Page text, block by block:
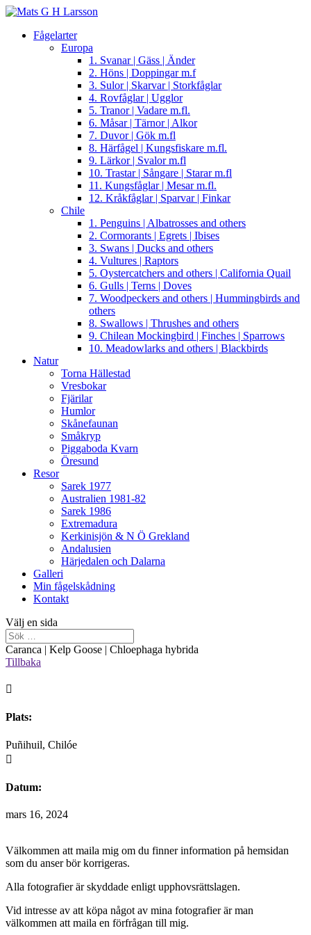
Fågelarter
Europa
1. Svanar | Gäss | Änder
2. Höns | Doppingar m.f
3. Sulor | Skarvar | Storkfåglar
4. Rovfåglar | Ugglor
5. Tranor | Vadare m.fl.
6. Måsar | Tärnor | Alkor
7. Duvor | Gök m.fl
8. Härfågel | Kungsfiskare m.fl.
9. Lärkor | Svalor m.fl
10. Trastar | Sångare | Starar m.fl
11. Kungsfåglar | Mesar m.fl.
12. Kråkfåglar | Sparvar | Finkar
Chile
1. Penguins | Albatrosses and others
2. Cormorants | Egrets | Ibises
3. Swans | Ducks and others
4. Vultures | Raptors
5. Oystercatchers and others | California Quail
6. Gulls | Terns | Doves
7. Woodpeckers and others | Hummingbirds and
others
8. Swallows | Thrushes and others
9. Chilean Mockingbird | Finches | Sparrows
10. Meadowlarks and others | Blackbirds
Natur
Torna Hällestad
Vresbokar
Fjärilar
Humlor
Skånefaunan
Småkryp
Piggaboda Kvarn
Öresund
Resor
Sarek 1977
Australien 1981-82
Sarek 1986
Extremadura
Kerkinisjön & N Ö Grekland
Andalusien
Härjedalen och Dalarna
Galleri
Min fågelskådning
Kontakt
Välj en sida
Caranca | Kelp Goose | Chloephaga hybrida
Tillbaka

Plats:
Puñihuil, Chilóe

Datum:
mars 16, 2024
Välkommen att maila mig om du finner information på hemsidan
som du anser bör korrigeras.
Alla fotografier är skyddade enligt upphovsrättslagen.
Vid intresse av att köpa något av mina fotografier är man
välkommen att maila en förfrågan till mig.